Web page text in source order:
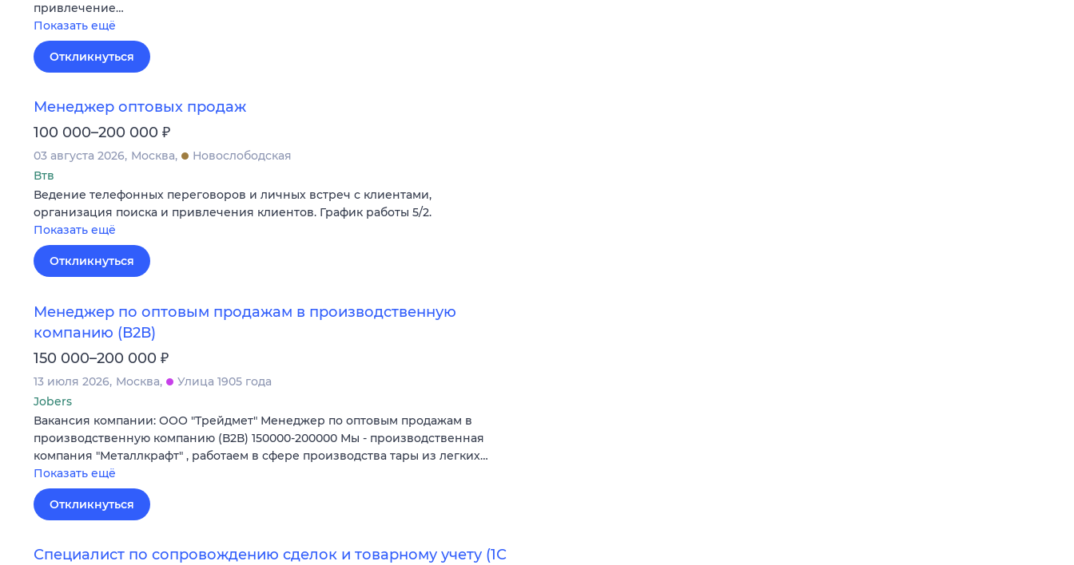
привлечение…
Показать ещё
Откликнуться
Менеджер оптовых продаж
100 000–200 000 ₽
03 августа 2026 Москва
Новослободская
Втв
Ведение телефонных переговоров и личных встреч с клиентами,
организация поиска и привлечения клиентов. График работы 5/2.
Показать ещё
Откликнуться
Менеджер по оптовым продажам в производственную
компанию (В2В)
150 000–200 000 ₽
13 июля 2026 Москва
Улица 1905 года
Jobers
Вакансия компании: ООО "Трейдмет" Менеджер по оптовым продажам в
производственную компанию (В2В) 150000-200000 Мы - производственная
компания "Металлкрафт" , работаем в сфере производства тары из легких…
Показать ещё
Откликнуться
Специалист по сопровождению сделок и товарному учету (1С